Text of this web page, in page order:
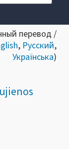
перевод /
, Русский,
Українська)